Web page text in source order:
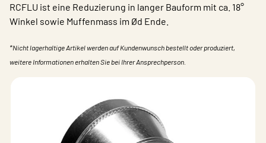
Sprache wählen
Switzerland - German
RCFLU ist eine Reduzierung in langer Bauform mit ca. 18°
Winkel sowie Muffenmass im Ød Ende.
*Nicht lagerhaltige Artikel werden auf Kundenwunsch bestellt oder produziert,
weitere Informationen erhalten Sie bei Ihrer Ansprechperson.